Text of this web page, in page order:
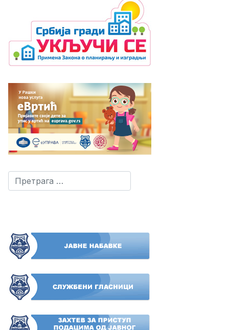
Претрага